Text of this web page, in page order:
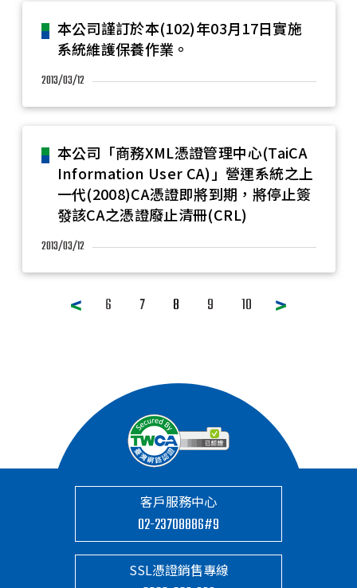
本公司謹訂於本(102)年03月17日實施
系統維護保養作業。
2013/03/12
本公司「商務XML憑證管理中心(TaiCA
Information User CA)」營運系統之上
一代(2008)CA憑證即將到期，將停止簽
發該CA之憑證廢止清冊(CRL)
2013/03/12
6 7 8 9 10
客戶服務中心
02-23708886#9
SSL憑證銷售專線